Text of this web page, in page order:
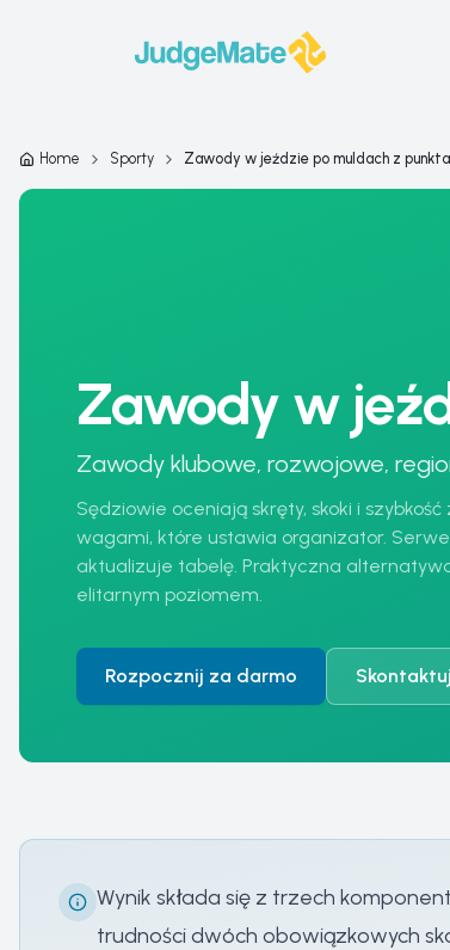
Home Sporty Zawody w jeździe po muldach z
Zawody w
Zawody klubowe, rozwojowe,
Sędziowie oceniają skręty, skoki i
wagami, które ustawia organizator.
aktualizuje tabelę. Praktyczna
elitarnym poziomem.
Rozpocznij za darmo
Wynik składa się z trzech
trudności dwóch obowiązkowych